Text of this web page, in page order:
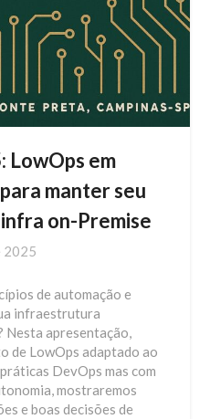
LowOps em
manter seu
on-Premise
2025
de automação e
infraestrutura
Nesta apresentação,
de LowOps adaptado ao
DevOps mas com
mostraremos
e boas decisões de